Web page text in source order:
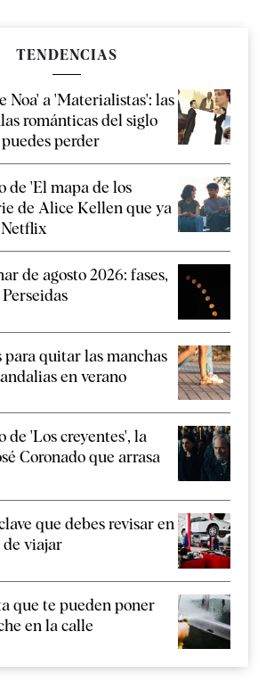
TENDENCIAS
Noa' a 'Materialistas': las
románticas del siglo
perder
de 'El mapa de los
de Alice Kellen que ya
de agosto 2026: fases,
para quitar las manchas
en verano
de 'Los creyentes', la
Coronado que arrasa
que debes revisar en
de viajar
que te pueden poner
en la calle